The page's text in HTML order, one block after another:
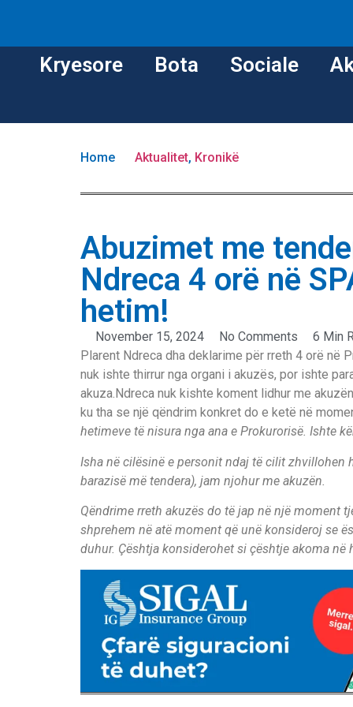
Kryesore Bota Sociale
Home Aktualitet, Kronikë
Abuzimet me
Ndreca 4 orë në
hetim!
November 15, 2024 No Comments
6 Min
Plarent Ndreca dha deklarime për rreth 4 orë në
nuk ishte thirrur nga organi i akuzës, por ishte
akuza.Ndreca nuk kishte koment lidhur me
ku tha se një qëndrim konkret do e ketë në
hetimeve të nisura nga ana e Prokurorisë. Ishte
Isha në cilësinë e personit ndaj të cilit zhvillohen
barazisë më tendera), jam njohur me akuzën.
Qëndrime rreth akuzës do të jap në një moment
shprehem në atë moment që unë konsideroj se
duhur. Çështja konsiderohet si çështje akoma në